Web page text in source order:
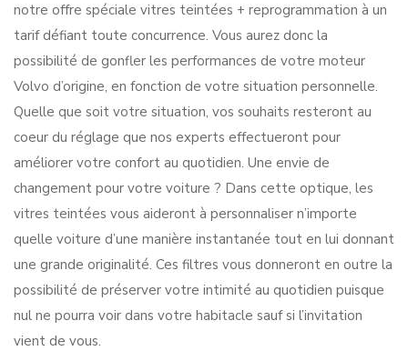
notre offre spéciale vitres teintées + reprogrammation à un
tarif défiant toute concurrence. Vous aurez donc la
possibilité de gonfler les performances de votre moteur
Volvo d’origine, en fonction de votre situation personnelle.
Quelle que soit votre situation, vos souhaits resteront au
coeur du réglage que nos experts effectueront pour
améliorer votre confort au quotidien. Une envie de
changement pour votre voiture ? Dans cette optique, les
vitres teintées vous aideront à personnaliser n’importe
quelle voiture d’une manière instantanée tout en lui donnant
une grande originalité. Ces filtres vous donneront en outre la
possibilité de préserver votre intimité au quotidien puisque
nul ne pourra voir dans votre habitacle sauf si l’invitation
vient de vous.